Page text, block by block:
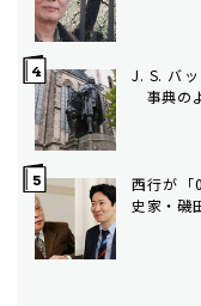
J. S. バ
事典の
西行が
史家・磯